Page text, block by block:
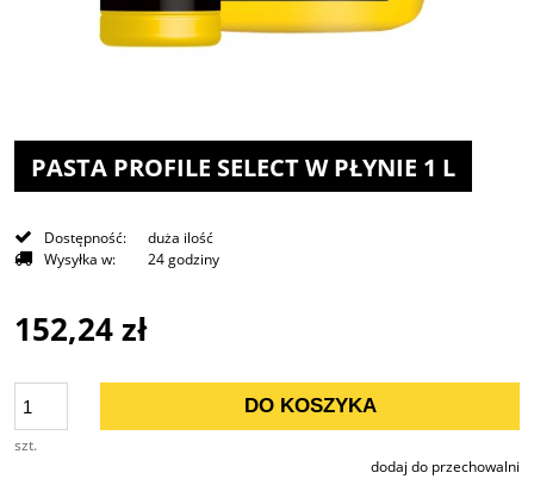
PASTA PROFILE SELECT W PŁYNIE 1 L
Dostępność:
duża ilość
Wysyłka w:
24 godziny
152,24 zł
szt.
DO KOSZYKA
dodaj do przechowalni